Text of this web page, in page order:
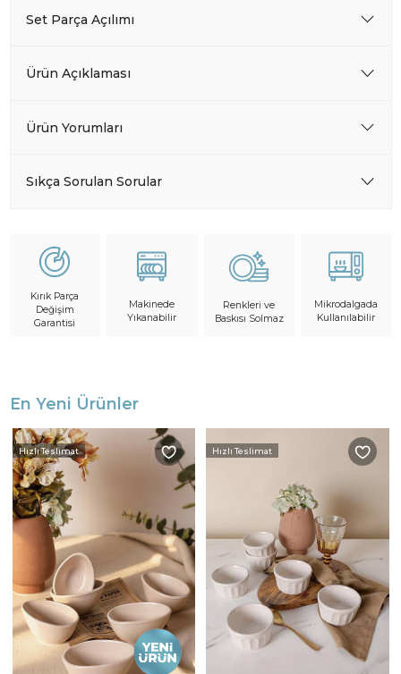
Set Parça Açılımı
Ürün Açıklaması
Ürün Yorumları
Sıkça Sorulan Sorular
Kırık Parça
Değişim
Garantisi
Makinede
Yıkanabilir
Renkleri ve
Baskısı Solmaz
Mikrodalgada
Kullanılabilir
En Yeni Ürünler
Hızlı Teslimat Hızlı Teslimat